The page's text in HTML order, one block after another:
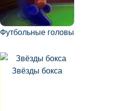
Футбольные головы
Звёзды бокса